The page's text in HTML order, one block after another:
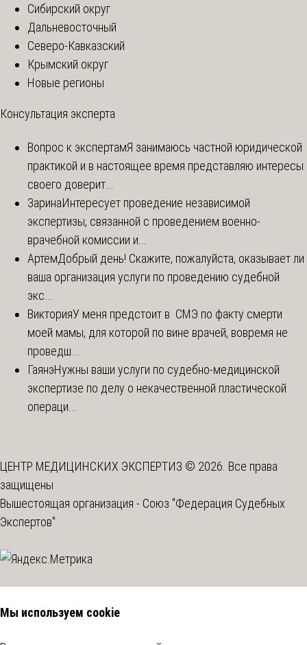
Сибирский округ
Дальневосточный
Северо-Кавказский
Крымский округ
Новые регионы
Консультация эксперта
Вопрос к экспертамЯ занимаюсь частной юридической
практикой и в настоящее время представляю интересы
своего доверит...
ЗаринаИнтересует проведение независимой
экспертизы, связанной с проведением военно-
врачебной комиссии и...
АртёмДобрый день! Скажите, пожалуйста, оказывает ли
ваша организация услуги по проведению судебной
экс...
ВикторияУ меня предстоит в СМЭ по факту смерти
моей мамы, для которой по вине врачей, вовремя не
проведш...
ГаянэНужны ваши услуги по судебно-медицинской
экспертизе по делу о некачественной пластической
операци...
ЦЕНТР МЕДИЦИНСКИХ ЭКСПЕРТИЗ © 2026. Все права
защищены
Вышестоящая организация - Союз "Федерация Судебных
Экспертов"
Мы используем cookie